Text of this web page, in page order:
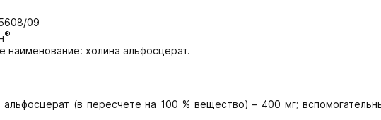
09
®
холина альфосцерат.
(в пересчете на 100 % вещество) ­­– 400 мг;